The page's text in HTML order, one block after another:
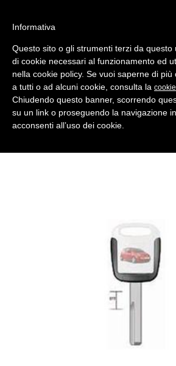
Indietro
CHIAVI AUTO > INSERTI PER TESTE
horse shoe mt15u nero
Informativa
Questo sito o gli strumenti terzi da questo
di cookie necessari al funzionamento ed
nella cookie policy. Se vuoi saperne di
a tutti o ad alcuni cookie, consulta la
Chiudendo questo banner, scorrendo
su un link o proseguendo la navigazione
acconsenti all’uso dei cookie.